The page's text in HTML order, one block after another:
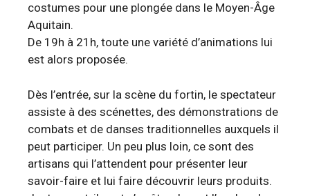
costumes pour une plongée dans le Moyen-Âge
Aquitain.
De 19h à 21h, toute une variété d’animations lui
est alors proposée.
Dès l’entrée, sur la scène du fortin, le spectateur
assiste à des scénettes, des démonstrations de
combats et de danses traditionnelles auxquels il
peut participer. Un peu plus loin, ce sont des
artisans qui l’attendent pour présenter leur
savoir-faire et lui faire découvrir leurs produits.